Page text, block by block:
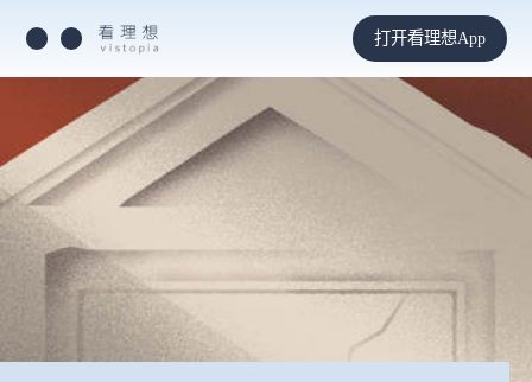
打开看理想App